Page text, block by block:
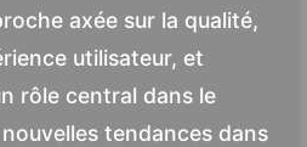
axée sur la qualité,
utilisateur, et
rôle central dans le
tendances dans